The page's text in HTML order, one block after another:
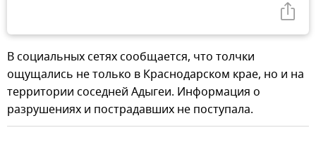
В социальных сетях сообщается, что толчки
ощущались не только в Краснодарском крае, но и на
территории соседней Адыгеи. Информация о
разрушениях и пострадавших не поступала.